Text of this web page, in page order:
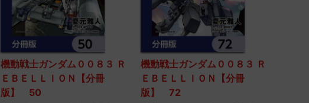
機動戦士ガンダム００８３ Ｒ
ＥＢＥＬＬＩＯＮ【分冊
版】 50
機動戦士ガンダム００８３ Ｒ
ＥＢＥＬＬＩＯＮ【分冊
版】 72